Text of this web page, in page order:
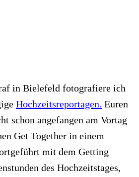
in Bielefeld fotografiere ich
Hochzeitsreportagen. Euren
schon angefangen am Vortag
Get Together in einem
mit dem Getting
des Hochzeitstages,